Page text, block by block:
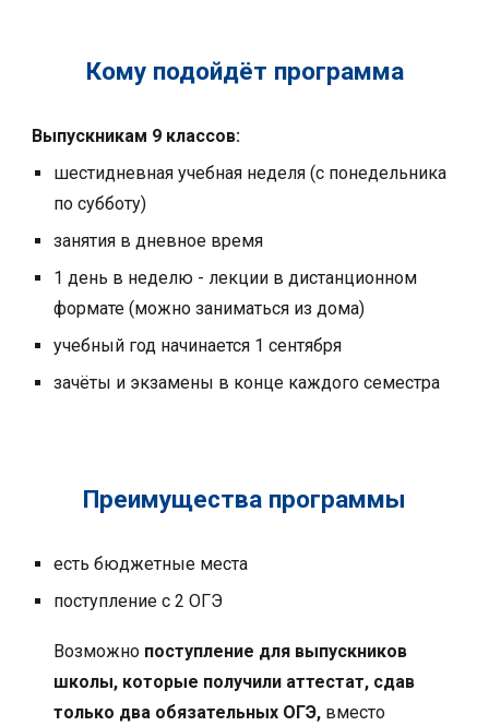
Кому подойдёт программа
Выпускникам 9 классов:
шестидневная учебная неделя (с понедельника
по субботу)
занятия в дневное время
1 день в неделю - лекции в дистанционном
формате (можно заниматься из дома)
учебный год начинается 1 сентября
зачёты и экзамены в конце каждого семестра
Преимущества программы
есть бюджетные места
поступление с 2 ОГЭ
Возможно поступление для выпускников
школы, которые получили аттестат, сдав
только два обязательных ОГЭ, вместо